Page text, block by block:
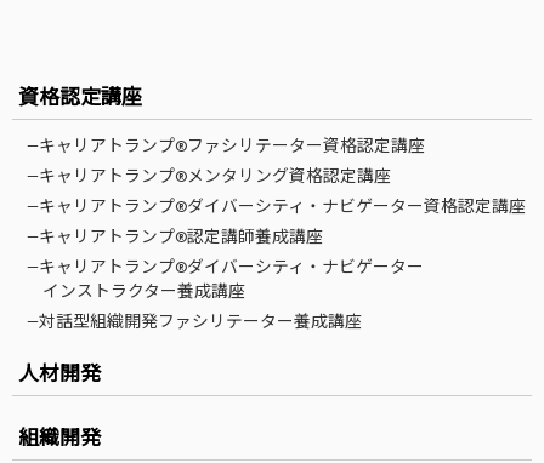
資格認定講座
—キャリアトランプ®ファシリテーター資格認定講座
—キャリアトランプ®メンタリング資格認定講座
—キャリアトランプ®ダイバーシティ・ナビゲーター資格認定講座
—キャリアトランプ®認定講師養成講座
—キャリアトランプ®ダイバーシティ・ナビゲーター
インストラクター養成講座
—対話型組織開発ファシリテーター養成講座
人材開発
組織開発